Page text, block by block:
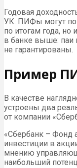
Годовая
УК. ПИФы могут
по итогам года, но
в банке выше: паи
не гарантированы.
Пример
В качестве
устроены два
от компании
«Сбербанк – Фонд
инвестиции в
мнению
наибольший